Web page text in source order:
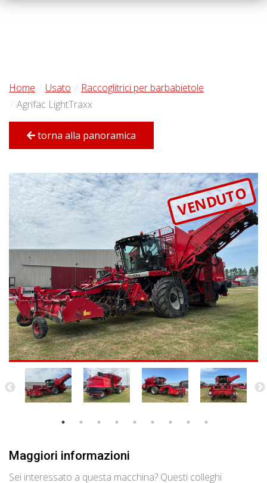
Home Usato
Raccoglitrici per barbabietole
Agrifac LightTraxx
torna alla panoramica
VENDUTO
Maggiori informazioni
Sei interessato a questa macchina? Questi colleghi